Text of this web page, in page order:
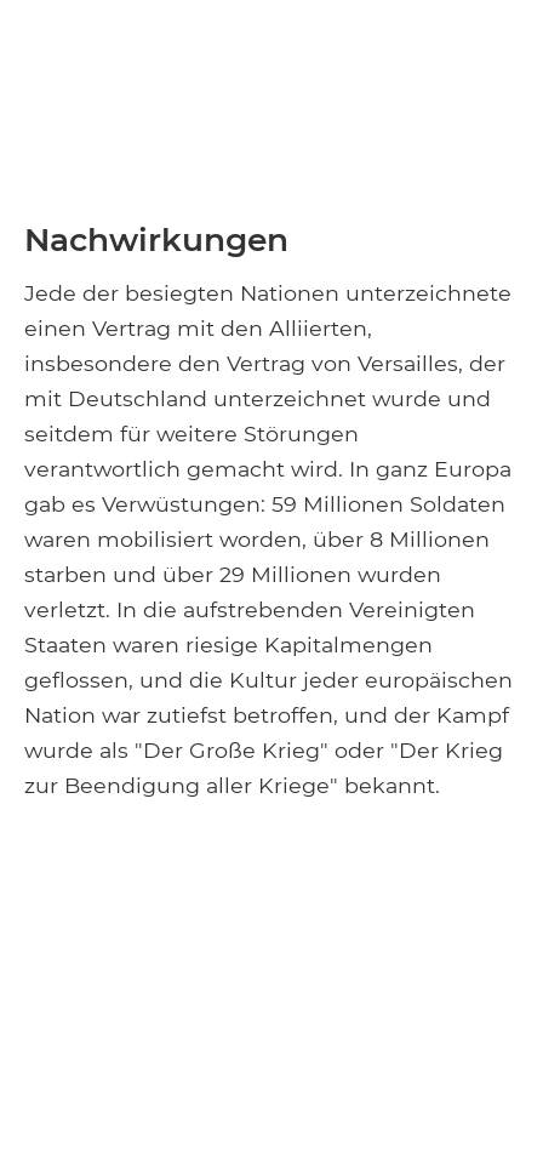
Nachwirkungen
Jede der besiegten Nationen unterzeichnete
einen Vertrag mit den Alliierten,
insbesondere den Vertrag von Versailles, der
mit Deutschland unterzeichnet wurde und
seitdem für weitere Störungen
verantwortlich gemacht wird. In ganz Europa
gab es Verwüstungen: 59 Millionen Soldaten
waren mobilisiert worden, über 8 Millionen
starben und über 29 Millionen wurden
verletzt. In die aufstrebenden Vereinigten
Staaten waren riesige Kapitalmengen
geflossen, und die Kultur jeder europäischen
Nation war zutiefst betroffen, und der Kampf
wurde als "Der Große Krieg" oder "Der Krieg
zur Beendigung aller Kriege" bekannt.